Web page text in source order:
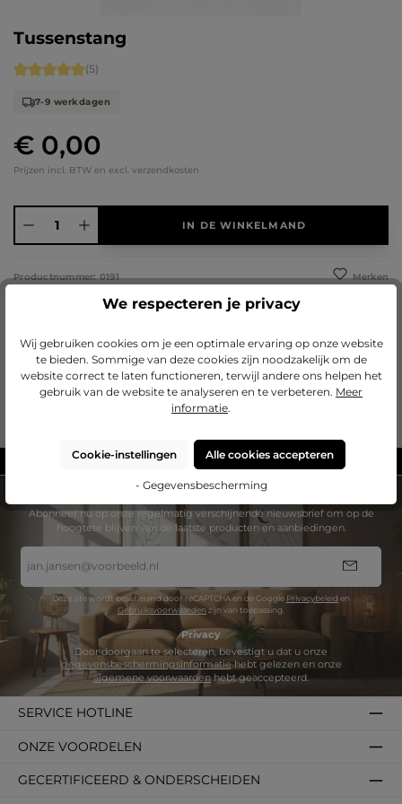
Tussenstang
Normale prijs:
€ 0,00
Prijzen incl. BTW en excl. verzendkosten
Gemiddelde waardering van 5 van 5 sterren
(5)
7-9 werkdagen
Producthoeveelheid: Voer de gewenste hoeveelheid in of gebruik de
IN DE WINKELMAND
Merken
Productnummer:0191
Creditcard / BetaalpasKlarna (Achteraf betalen / In delen
iDeal IN3Riverty Satispay
Gemaakt in Duitsland
NIEUWSBRIEF
Abonneer nu op onze regelmatig verschijnende nieuwsbrief om op de
hoogtete blijven van de laatste producten en aanbiedingen.
mailadres
*
Deze site wordt beschermd door reCAPTCHA en de Google Privacybeleid en
Gebruiksvoorwaardenzijn van toepassing.
Privacy
gegevensbeschermingsinformatie
algemene voorwaardenhebt geaccepteerd.
SERVICE HOTLINE
GECERTIFICEERD & ONDERSCHEIDEN
ONZE VOORDELEN
We respecteren je privacy
Wij gebruiken cookies om je een optimale ervaring op onze website
te bieden. Sommige van deze cookies zijn noodzakelijk om de
website correct te laten functioneren, terwijl andere ons helpen het
gebruik van de website te analyseren en te verbeteren. Meer
informatie.
Cookie-instellingen Alle cookies accepteren
- Gegevensbescherming